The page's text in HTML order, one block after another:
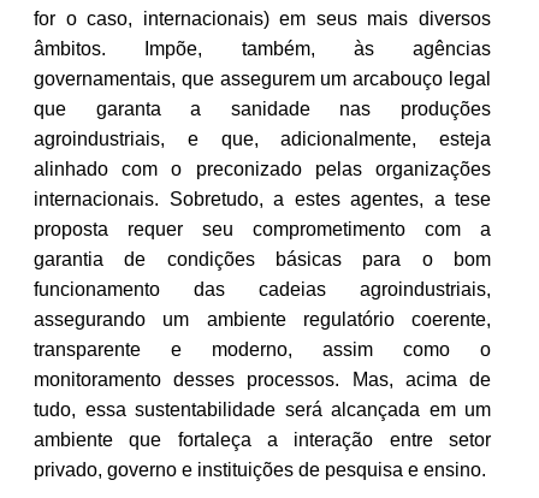
for o caso, internacionais) em seus mais diversos
âmbitos. Impõe, também, às agências
governamentais, que assegurem um arcabouço legal
que garanta a sanidade nas produções
agroindustriais, e que, adicionalmente, esteja
alinhado com o preconizado pelas organizações
internacionais. Sobretudo, a estes agentes, a tese
proposta requer seu comprometimento com a
garantia de condições básicas para o bom
funcionamento das cadeias agroindustriais,
assegurando um ambiente regulatório coerente,
transparente e moderno, assim como o
monitoramento desses processos. Mas, acima de
tudo, essa sustentabilidade será alcançada em um
ambiente que fortaleça a interação entre setor
privado, governo e instituições de pesquisa e ensino.